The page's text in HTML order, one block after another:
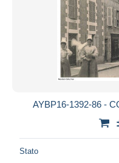
AYBP16-1392-86 -
Stato